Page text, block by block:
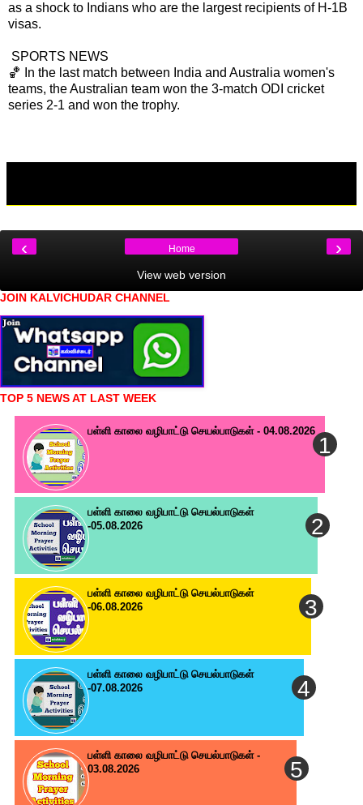
as a shock to Indians who are the largest recipients of H-1B
visas.
SPORTS NEWS
🏀 In the last match between India and Australia women's
teams, the Australian team won the 3-match ODI cricket
series 2-1 and won the trophy.
‹ ›
Home
View web version
JOIN KALVICHUDAR CHANNEL
TOP 5 NEWS AT LAST WEEK
பள்ளி காலை வழிபாட்டு செயல்பாடுகள் - 04.08.2026
பள்ளி காலை வழிபாட்டு செயல்பாடுகள்
-05.08.2026
பள்ளி காலை வழிபாட்டு செயல்பாடுகள்
-06.08.2026
பள்ளி காலை வழிபாட்டு செயல்பாடுகள்
-07.08.2026
பள்ளி காலை வழிபாட்டு செயல்பாடுகள் -
03.08.2026